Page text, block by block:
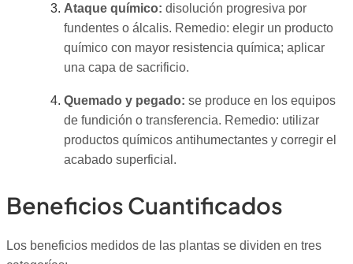
Ataque químico: disolución progresiva por
fundentes o álcalis. Remedio: elegir un producto
químico con mayor resistencia química; aplicar
una capa de sacrificio.
Quemado y pegado: se produce en los equipos
de fundición o transferencia. Remedio: utilizar
productos químicos antihumectantes y corregir el
acabado superficial.
Beneficios Cuantificados
Los beneficios medidos de las plantas se dividen en tres